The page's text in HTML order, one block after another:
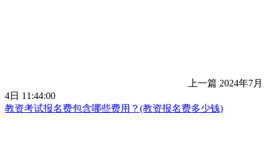
上一篇 2024年7月
4日 11:44:00
教资考试报名费包含哪些费用？(教资报名费多少钱)